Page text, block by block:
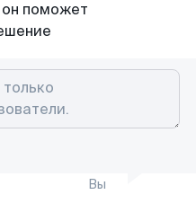
поможет
Вы